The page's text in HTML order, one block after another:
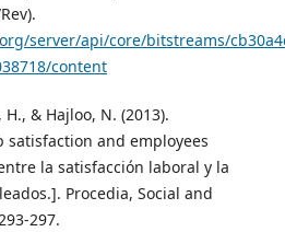
server/api/core/bitstreams/
content
& Hajloo, N. (2013).
satisfaction and employees
la satisfacción laboral y la
Procedia, Social and
297.